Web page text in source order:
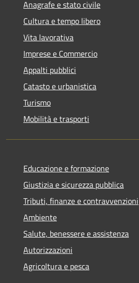
Anagrafe e stato civile
Cultura e tempo libero
Vita lavorativa
Imprese e Commercio
Appalti pubblici
Catasto e urbanistica
Turismo
Mobilità e trasporti
Educazione e formazione
Giustizia e sicurezza pubblica
Tributi, finanze e contravvenzioni
Ambiente
Salute, benessere e assistenza
Autorizzazioni
Agricoltura e pesca